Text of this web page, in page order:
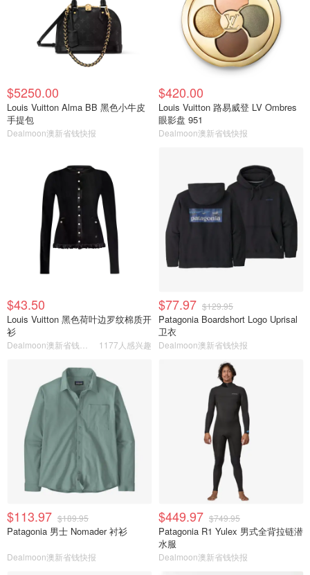
$5250.00
Louis Vuitton Alma BB 黑色小牛皮
手提包
Dealmoon澳新省钱快报
$420.00
Louis Vuitton 路易威登 LV Ombres
眼影盘 951
Dealmoon澳新省钱快报
$43.50
Louis Vuitton 黑色荷叶边罗纹棉质开
衫
1177人感兴趣
$77.97 $129.95
Patagonia Boardshort Logo Uprisal
卫衣
Dealmoon澳新省钱快报
$113.97 $189.95
Patagonia 男士 Nomader 衬衫
Dealmoon澳新省钱快报
$449.97 $749.95
Patagonia R1 Yulex 男式全背拉链潜
水服
Dealmoon澳新省钱快报